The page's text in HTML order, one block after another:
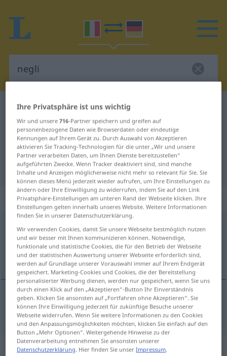
Italienisch-Deutsch Wörterbuch
Italienisch-Deutsch Übersetzung
für "negli"
"negli" Deutsch Übersetzung
„negli“: preposizione
negli [ˈneːʎi]präp+art
Übersicht aller Übersetzungen
(Für mehr Details die Übersetzung anklicken/antippen)
negli → siehe „in“
Beispielsätze für "negli"
Ihre Privatsphäre ist uns wichtig
Wir und unsere716-Partner speichern und greifen auf
personenbezogene Daten wie Browserdaten oder eindeutige
Kennungen auf Ihrem Gerät zu. Durch Auswahl von Akzeptieren
aktivieren Sie Tracking-Technologien für die unter „Wir und unsere
Partner verarbeiten Daten, um Ihnen Dienste bereitzustellen“
aufgeführten Zwecke. Wenn Tracker deaktiviert sind, sind manche
Inhalte und Anzeigen möglicherweise nicht mehr so relevant für Sie. Sie
können dieses Menü jederzeit wieder aufrufen, um Ihre Einstellungen zu
ändern oder Ihre Einwilligung zu widerrufen, indem Sie auf den Link
Privatsphäre-Einstellungen am unteren Rand der Webseite klicken. Ihre
Einstellungen gelten innerhalb unseres Website. Weitere Informationen
finden Sie in unserer Datenschutzerklärung.
Wir verwenden Cookies, damit Sie unsere Webseite bestmöglich nutzen
und wir besser mit Ihnen kommunizieren können. Notwendige,
funktionale und statistische Cookies, die für den Betrieb der Webseite
und der statistischen Auswertung unserer Webseite erforderlich sind,
werden auf Grundlage unserer Vorauswahl immer auf Ihrem Endgerät
gespeichert. Marketing-Cookies und Cookies, die der Bereitstellung
personalisierter Werbung dienen, werden nur gespeichert, wenn Sie uns
durch einen Klick auf den „Akzeptieren“-Button Ihr Einverständnis
geben. Klicken Sie ansonsten auf „Fortfahren ohne Akzeptieren“. Sie
können Ihre Einwilligung jederzeit für zukünftige Besuche unserer
Webseite widerrufen. Wenn Sie weitere Informationen zu den Cookies
und den Anpassungsmöglichkeiten möchten, klicken Sie einfach auf den
Button „Mehr Optionen“. Weitergehende Hinweise zu der
Datenverarbeitung entnehmen Sie ansonsten unserer
Datenschutzerklärung. Hier finden Sie unserImpressum.